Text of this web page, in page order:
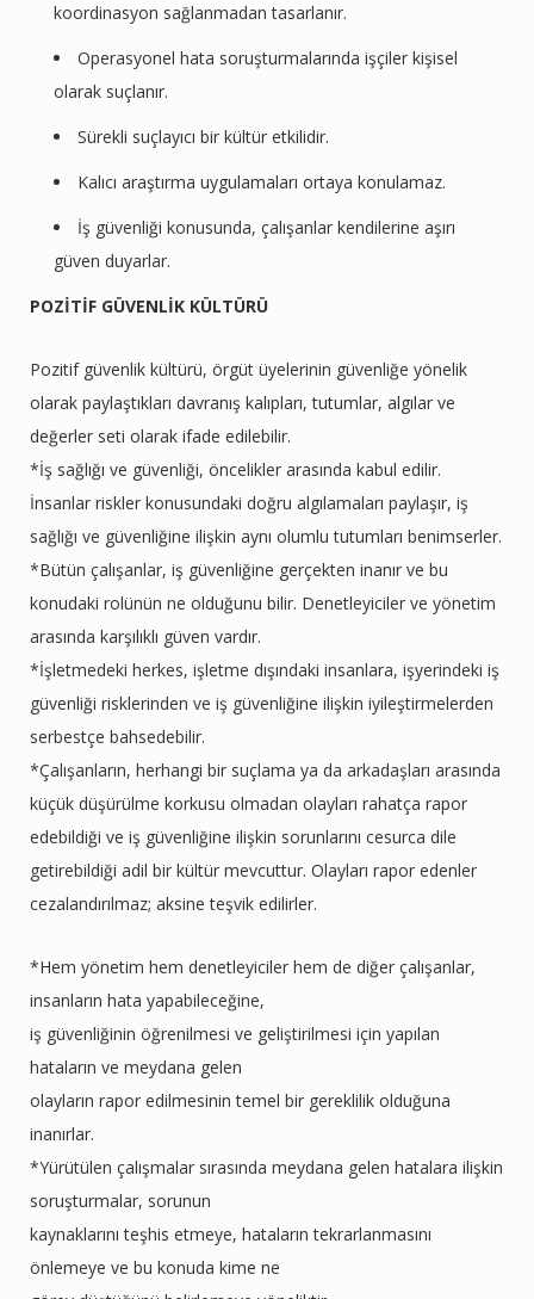
koordinasyon sağlanmadan tasarlanır.
Operasyonel hata soruşturmalarında işçiler kişisel
olarak suçlanır.
Sürekli suçlayıcı bir kültür etkilidir.
Kalıcı araştırma uygulamaları ortaya konulamaz.
İş güvenliği konusunda, çalışanlar kendilerine aşırı
güven duyarlar.
POZİTİF GÜVENLİK KÜLTÜRÜ
Pozitif güvenlik kültürü, örgüt üyelerinin güvenliğe yönelik
olarak paylaştıkları davranış kalıpları, tutumlar, algılar ve
değerler seti olarak ifade edilebilir.
*İş sağlığı ve güvenliği, öncelikler arasında kabul edilir.
İnsanlar riskler konusundaki doğru algılamaları paylaşır, iş
sağlığı ve güvenliğine ilişkin aynı olumlu tutumları benimserler.
*Bütün çalışanlar, iş güvenliğine gerçekten inanır ve bu
konudaki rolünün ne olduğunu bilir. Denetleyiciler ve yönetim
arasında karşılıklı güven vardır.
*İşletmedeki herkes, işletme dışındaki insanlara, işyerindeki iş
güvenliği risklerinden ve iş güvenliğine ilişkin iyileştirmelerden
serbestçe bahsedebilir.
*Çalışanların, herhangi bir suçlama ya da arkadaşları arasında
küçük düşürülme korkusu olmadan olayları rahatça rapor
edebildiği ve iş güvenliğine ilişkin sorunlarını cesurca dile
getirebildiği adil bir kültür mevcuttur. Olayları rapor edenler
cezalandırılmaz; aksine teşvik edilirler.
*Hem yönetim hem denetleyiciler hem de diğer çalışanlar,
insanların hata yapabileceğine,
iş güvenliğinin öğrenilmesi ve geliştirilmesi için yapılan
hataların ve meydana gelen
olayların rapor edilmesinin temel bir gereklilik olduğuna
inanırlar.
*Yürütülen çalışmalar sırasında meydana gelen hatalara ilişkin
soruşturmalar, sorunun
kaynaklarını teşhis etmeye, hataların tekrarlanmasını
önlemeye ve bu konuda kime ne